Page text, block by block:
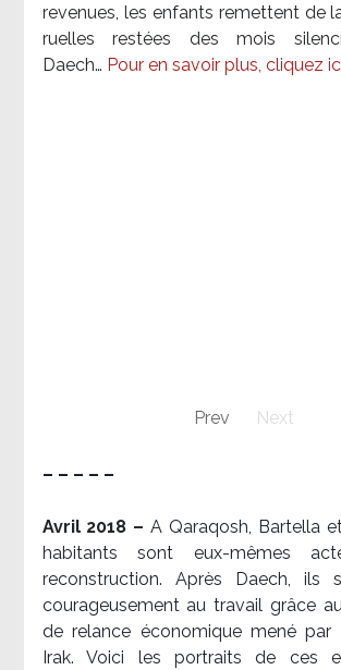
revenues, les enfants remettent de
ruelles restées des mois
Daech… Pour en savoir plus, cliquez
Prev Next
– – – – –
Avril 2018 –A Qaraqosh, Bartella
habitants sont eux-mêmes
reconstruction. Après Daech, ils
courageusement au travail grâce
de relance économique mené par
Irak. Voici les portraits de ces